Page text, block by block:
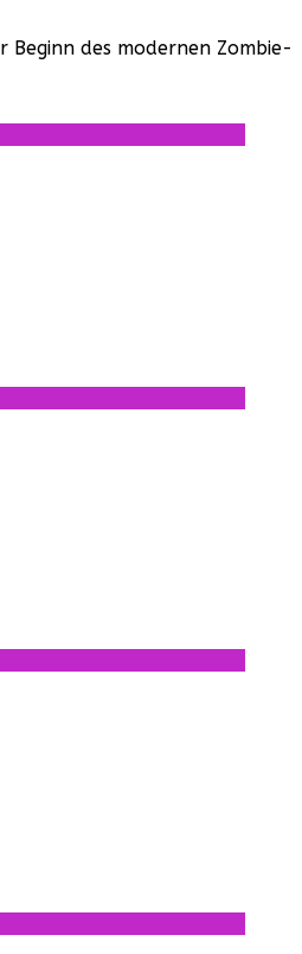
des modernen Zombie-